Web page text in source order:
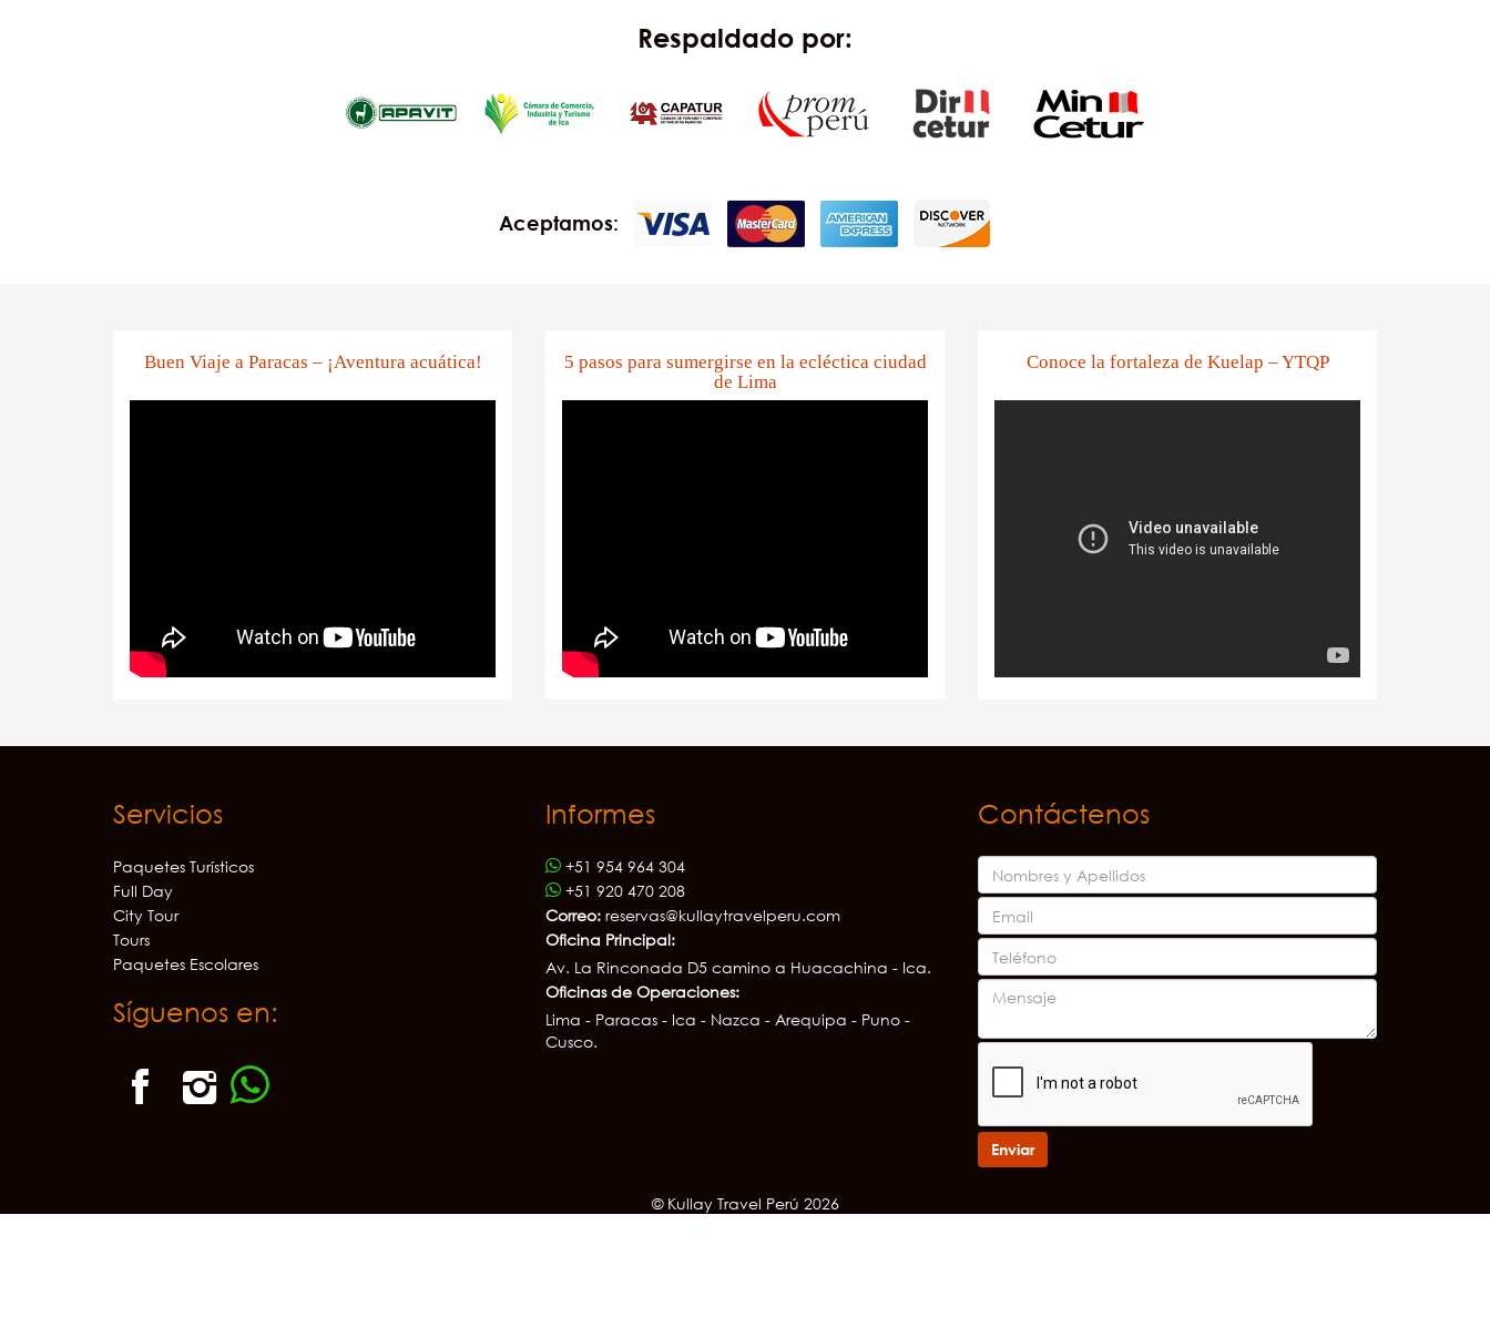
Respaldado por:
Aceptamos:
Buen Viaje a Paracas – ¡Aventura acuática!
5 pasos para sumergirse en la ecléctica ciudad
de Lima
Conoce la fortaleza de Kuelap – YTQP
Servicios
Paquetes Turísticos
Full Day
City Tour
Tours
Paquetes Escolares
Síguenos en:
Informes
+51 954 964 304
+51 920 470 208
Correo: reservas@kullaytravelperu.com
Oficina Principal:
Av. La Rinconada D5 camino a Huacachina - Ica.
Oficinas de Operaciones:
Lima - Paracas - Ica - Nazca - Arequipa - Puno -
Cusco.
Contáctenos
Enviar
© Kullay Travel Perú 2026